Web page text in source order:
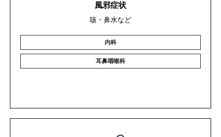
風邪症状
咳・鼻水など
内科
耳鼻咽喉科